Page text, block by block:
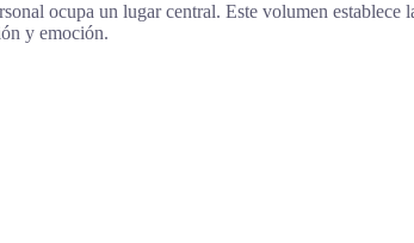
ocupa un lugar central. Este volumen establece
y emoción.